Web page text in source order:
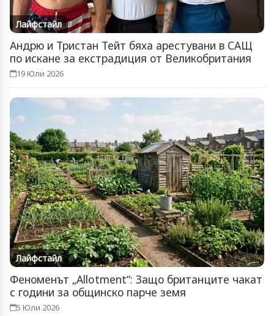
Лайфстайл
Андрю и Тристан Тейт бяха арестувани в САЩ
по искане за екстрадиция от Великобритания
19 Юли 2026
Лайфстайл
Феноменът „Allotment“: Защо британците чакат
с години за общинско парче земя
5 Юли 2026